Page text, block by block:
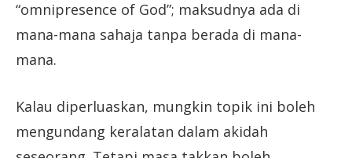
“omnipresence of God”; maksudnya ada di
mana-mana sahaja tanpa berada di mana-
mana.
Kalau diperluaskan, mungkin topik ini boleh
mengundang keralatan dalam akidah